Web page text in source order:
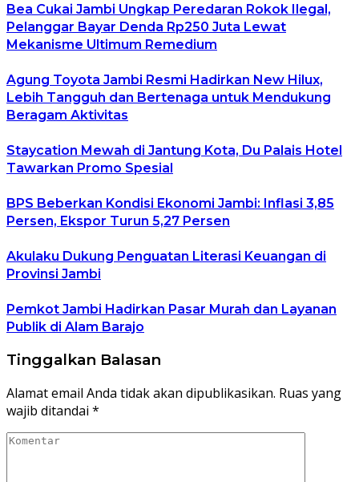
Bea Cukai Jambi Ungkap Peredaran Rokok Ilegal,
Pelanggar Bayar Denda Rp250 Juta Lewat
Mekanisme Ultimum Remedium
Agung Toyota Jambi Resmi Hadirkan New Hilux,
Lebih Tangguh dan Bertenaga untuk Mendukung
Beragam Aktivitas
Staycation Mewah di Jantung Kota, Du Palais Hotel
Tawarkan Promo Spesial
BPS Beberkan Kondisi Ekonomi Jambi: Inflasi 3,85
Persen, Ekspor Turun 5,27 Persen
Akulaku Dukung Penguatan Literasi Keuangan di
Provinsi Jambi
Pemkot Jambi Hadirkan Pasar Murah dan Layanan
Publik di Alam Barajo
Tinggalkan Balasan
Alamat email Anda tidak akan dipublikasikan. Ruas yang
wajib ditandai *